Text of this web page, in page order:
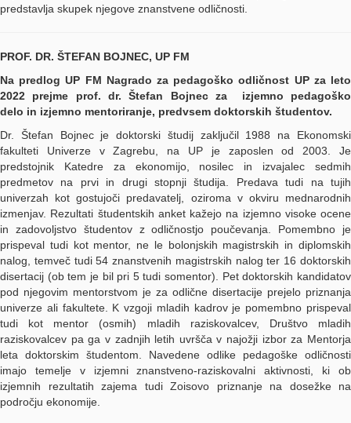
predstavlja skupek njegove znanstvene odličnosti.
PROF. DR. ŠTEFAN BOJNEC, UP FM
Na predlog UP FM Nagrado za pedagoško odličnost UP za leto
2022 prejme prof. dr. Štefan Bojnec za izjemno pedagoško
delo in izjemno mentoriranje, predvsem doktorskih študentov.
Dr. Štefan Bojnec je doktorski študij zaključil 1988 na Ekonomski
fakulteti Univerze v Zagrebu, na UP je zaposlen od 2003. Je
predstojnik Katedre za ekonomijo, nosilec in izvajalec sedmih
predmetov na prvi in drugi stopnji študija. Predava tudi na tujih
univerzah kot gostujoči predavatelj, oziroma v okviru mednarodnih
izmenjav. Rezultati študentskih anket kažejo na izjemno visoke ocene
in zadovoljstvo študentov z odličnostjo poučevanja. Pomembno je
prispeval tudi kot mentor, ne le bolonjskih magistrskih in diplomskih
nalog, temveč tudi 54 znanstvenih magistrskih nalog ter 16 doktorskih
disertacij (ob tem je bil pri 5 tudi somentor). Pet doktorskih kandidatov
pod njegovim mentorstvom je za odlične disertacije prejelo priznanja
univerze ali fakultete. K vzgoji mladih kadrov je pomembno prispeval
tudi kot mentor (osmih) mladih raziskovalcev, Društvo mladih
raziskovalcev pa ga v zadnjih letih uvršča v najožji izbor za Mentorja
leta doktorskim študentom. Navedene odlike pedagoške odličnosti
imajo temelje v izjemni znanstveno-raziskovalni aktivnosti, ki ob
izjemnih rezultatih zajema tudi Zoisovo priznanje na dosežke na
področju ekonomije.